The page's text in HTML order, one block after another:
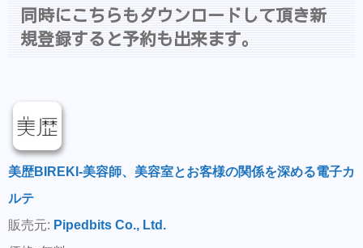
同時にこちらもダウンロードして頂き新
規登録すると予約も出来ます。
美歴BIREKI-美容師、美容室とお客様の関係を深める電子カ
ルテ
販売元: Pipedbits Co., Ltd.